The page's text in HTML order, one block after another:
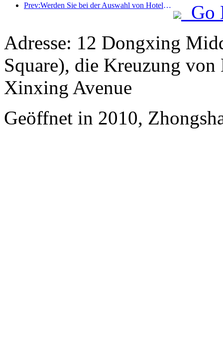
Prev:Werden Sie bei der Auswahl von Hotels immer wählerischer? Marken der mittleren und oberen Preisklasse wählen alle Details aus
Go
Adresse: 12 Dongxing
Square), die Kreuzung
Xinxing Avenue
Geöffnet in 2010,